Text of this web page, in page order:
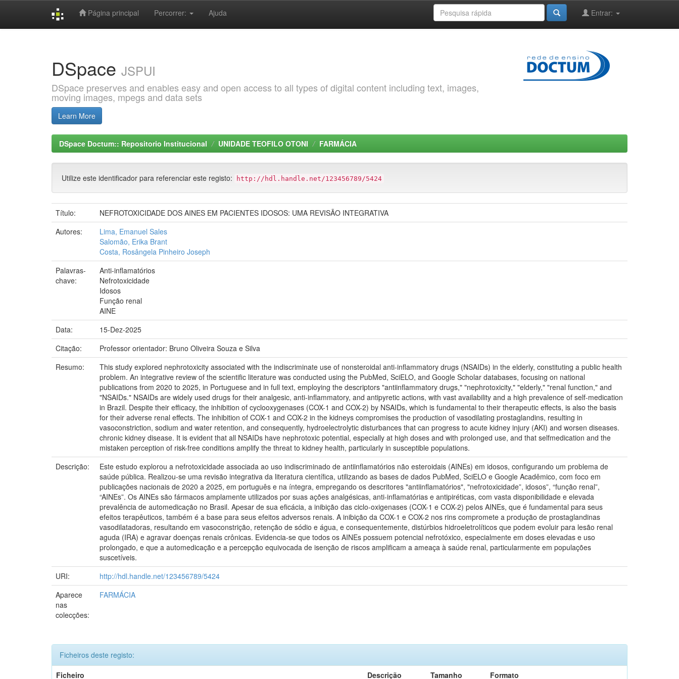
Página principal Percorrer: Ajuda Entrar:
DSpace JSPUI
DSpace preserves and enables easy and open access to all types of digital content including text, images,
moving images, mpegs and data sets
Learn More
DSpace Doctum:: Repositorio Institucional UNIDADE TEOFILO OTONI FARMÁCIA
Utilize este identificador para referenciar este registo: http://hdl.handle.net/123456789/5424
Título:
NEFROTOXICIDADE DOS AINES EM PACIENTES IDOSOS: UMA REVISÃO INTEGRATIVA
Autores:
Lima, Emanuel Sales
Salomão, Erika Brant
Costa, Rosângela Pinheiro Joseph
Palavras-
chave:
Anti-inflamatórios
Nefrotoxicidade
Idosos
Função renal
AINE
Data:
15-Dez-2025
Citação:
Professor orientador: Bruno Oliveira Souza e Silva
Resumo:
This study explored nephrotoxicity associated with the indiscriminate use of nonsteroidal anti-inflammatory drugs (NSAIDs) in the elderly, constituting a public health
problem. An integrative review of the scientific literature was conducted using the PubMed, SciELO, and Google Scholar databases, focusing on national
publications from 2020 to 2025, in Portuguese and in full text, employing the descriptors "antiinflammatory drugs," "nephrotoxicity," "elderly," "renal function," and
"NSAIDs." NSAIDs are widely used drugs for their analgesic, anti-inflammatory, and antipyretic actions, with vast availability and a high prevalence of self-medication
in Brazil. Despite their efficacy, the inhibition of cyclooxygenases (COX-1 and COX-2) by NSAIDs, which is fundamental to their therapeutic effects, is also the basis
for their adverse renal effects. The inhibition of COX-1 and COX-2 in the kidneys compromises the production of vasodilating prostaglandins, resulting in
vasoconstriction, sodium and water retention, and consequently, hydroelectrolytic disturbances that can progress to acute kidney injury (AKI) and worsen diseases.
chronic kidney disease. It is evident that all NSAIDs have nephrotoxic potential, especially at high doses and with prolonged use, and that selfmedication and the
mistaken perception of risk-free conditions amplify the threat to kidney health, particularly in susceptible populations.
Descrição:
Este estudo explorou a nefrotoxicidade associada ao uso indiscriminado de antiinflamatórios não esteroidais (AINEs) em idosos, configurando um problema de
saúde pública. Realizou-se uma revisão integrativa da literatura científica, utilizando as bases de dados PubMed, SciELO e Google Acadêmico, com foco em
publicações nacionais de 2020 a 2025, em português e na íntegra, empregando os descritores "antiinflamatórios", "nefrotoxicidade”, idosos”, “função renal”,
“AINEs”. Os AINEs são fármacos amplamente utilizados por suas ações analgésicas, anti-inflamatórias e antipiréticas, com vasta disponibilidade e elevada
prevalência de automedicação no Brasil. Apesar de sua eficácia, a inibição das ciclo-oxigenases (COX-1 e COX-2) pelos AINEs, que é fundamental para seus
efeitos terapêuticos, também é a base para seus efeitos adversos renais. A inibição da COX-1 e COX-2 nos rins compromete a produção de prostaglandinas
vasodilatadoras, resultando em vasoconstrição, retenção de sódio e água, e consequentemente, distúrbios hidroeletrolíticos que podem evoluir para lesão renal
aguda (IRA) e agravar doenças renais crônicas. Evidencia-se que todos os AINEs possuem potencial nefrotóxico, especialmente em doses elevadas e uso
prolongado, e que a automedicação e a percepção equivocada de isenção de riscos amplificam a ameaça à saúde renal, particularmente em populações
suscetíveis.
URI:
http://hdl.handle.net/123456789/5424
Aparece
nas
colecções:
FARMÁCIA
Ficheiros deste registo:
Ficheiro
Descrição Tamanho Formato